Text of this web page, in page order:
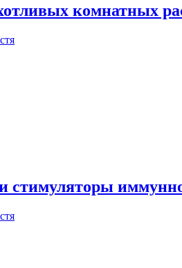
комнатных
стимуляторы